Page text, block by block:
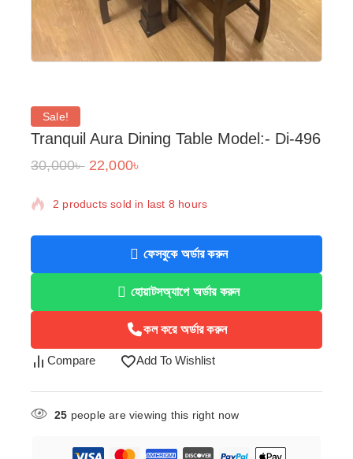
Sale!
Tranquil Aura Dining Table Model:- Di-496
30,000৳ 22,000৳
2 products sold in last 8 hours
ফেসবুকে অর্ডার করুন
হোয়াটসঅ্যাপে অর্ডার করুন
কল করে অর্ডার করুন
Compare Add To Wishlist
25 people are viewing this right now